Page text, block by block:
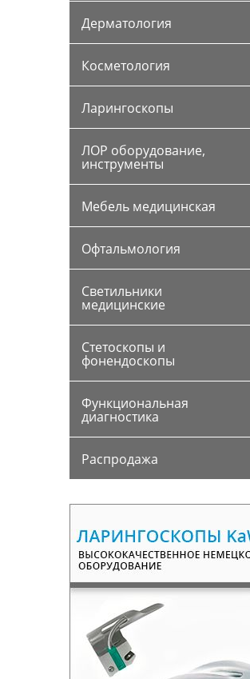
Дерматология
Косметология
Ларингоскопы
ЛОР оборудование,
инструменты
Мебель медицинская
Офтальмология
Светильники
медицинские
Стетоскопы и
фонендоскопы
Функциональная
диагностика
Распродажа